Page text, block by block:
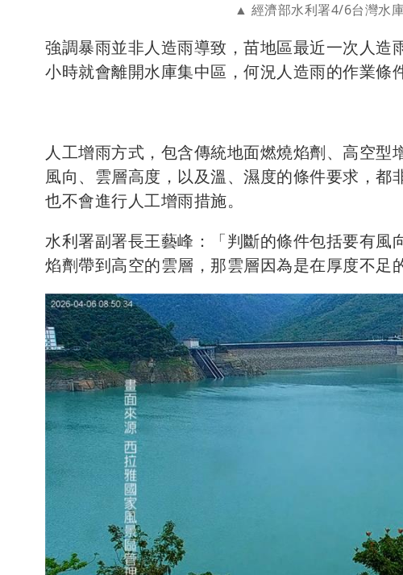
經濟部水利署4/6台灣水
強調暴雨並非人造雨導致，苗地區最近一次人
小時就會離開水庫集中區，何況人造雨的作業條
人工增雨方式，包含傳統地面燃燒焰劑、高空
風向、雲層高度，以及溫、濕度的條件要求，
也不會進行人工增雨措施。
水利署副署長王藝峰：「判斷的條件包括要有
焰劑帶到高空的雲層，那雲層因為是在厚度不足